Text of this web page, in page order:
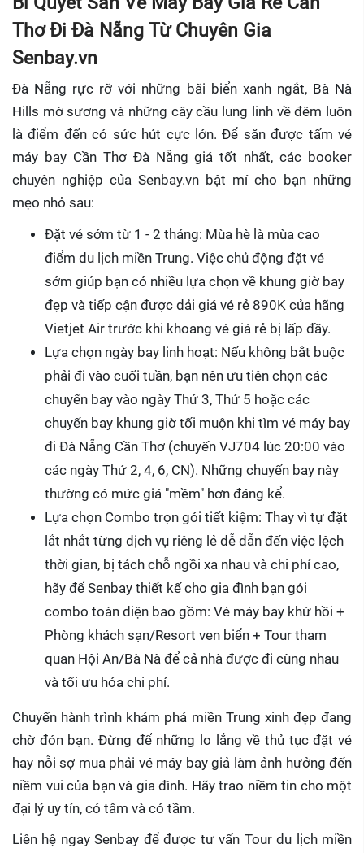
Thơ Đi Đà Nẵng Từ Chuyên Gia
Senbay.vn
Đà Nẵng rực rỡ với những bãi biển xanh ngắt, Bà Nà
Hills mờ sương và những cây cầu lung linh về đêm luôn
là điểm đến có sức hút cực lớn. Để săn được tấm vé
máy bay Cần Thơ Đà Nẵng giá tốt nhất, các booker
chuyên nghiệp của Senbay.vn bật mí cho bạn những
mẹo nhỏ sau:
Đặt vé sớm từ 1 - 2 tháng: Mùa hè là mùa cao
điểm du lịch miền Trung. Việc chủ động đặt vé
sớm giúp bạn có nhiều lựa chọn về khung giờ bay
đẹp và tiếp cận được dải giá vé rẻ 890K của hãng
Vietjet Air trước khi khoang vé giá rẻ bị lấp đầy.
Lựa chọn ngày bay linh hoạt: Nếu không bắt buộc
phải đi vào cuối tuần, bạn nên ưu tiên chọn các
chuyến bay vào ngày Thứ 3, Thứ 5 hoặc các
chuyến bay khung giờ tối muộn khi tìm vé máy bay
đi Đà Nẵng Cần Thơ (chuyến VJ704 lúc 20:00 vào
các ngày Thứ 2, 4, 6, CN). Những chuyến bay này
thường có mức giá "mềm" hơn đáng kể.
Lựa chọn Combo trọn gói tiết kiệm: Thay vì tự đặt
lắt nhắt từng dịch vụ riêng lẻ dễ dẫn đến việc lệch
thời gian, bị tách chỗ ngồi xa nhau và chi phí cao,
hãy để Senbay thiết kế cho gia đình bạn gói
combo toàn diện bao gồm: Vé máy bay khứ hồi +
Phòng khách sạn/Resort ven biển + Tour tham
quan Hội An/Bà Nà để cả nhà được đi cùng nhau
và tối ưu hóa chi phí.
Chuyến hành trình khám phá miền Trung xinh đẹp đang
chờ đón bạn. Đừng để những lo lắng về thủ tục đặt vé
hay nỗi sợ mua phải vé máy bay giả làm ảnh hưởng đến
niềm vui của bạn và gia đình. Hãy trao niềm tin cho một
đại lý uy tín, có tâm và có tầm.
Liên hệ ngay Senbay để được tư vấn Tour du lịch miền